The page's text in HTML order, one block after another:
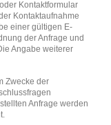
Kontaktformular
Kontaktaufnahme
einer gültigen E-
der Anfrage und
Angabe weiterer
Zwecke der
Anfrage werden